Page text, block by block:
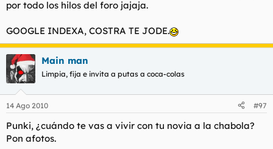
por todo los hilos del foro jajaja.
GOOGLE INDEXA, COSTRA TE JODE.
Main man
Limpia, fija e invita a putas a coca-colas
14 Ago 2010 #97
Punki, ¿cuándo te vas a vivir con tu novia a la chabola?
Pon afotos.